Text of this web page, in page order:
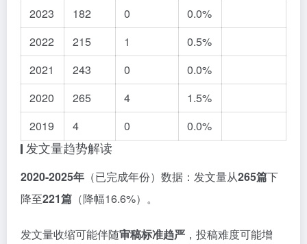
2023
182 0
0.0%
2022
215 1
0.5%
2021
243 0
0.0%
2020
265 4
1.5%
2019
4 0 0.0%
发文量趋势解读
2020-2025年 （已完成年份）数据：发文量从265篇下
降至221篇 （降幅16.6%）。
发文量收缩可能伴随审稿标准趋严 ，投稿难度可能增